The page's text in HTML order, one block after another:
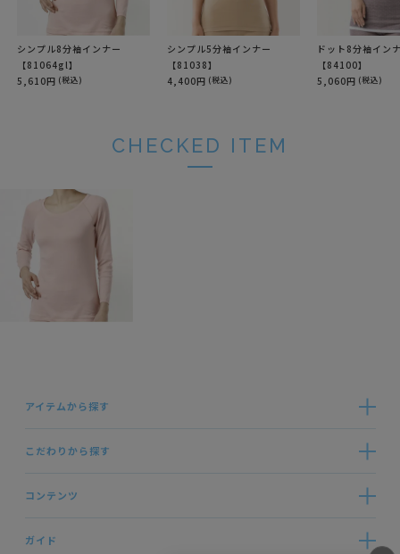
シンプル8分袖インナー
【81064gl】
5,610円 (税込)
シンプル5分袖インナー
【81038】
4,400円 (税込)
ドット8分袖イン
【84100】
5,060円 (税込)
CHECKED ITEM
アイテムから探す
こだわりから探す
コンテンツ
ガイド